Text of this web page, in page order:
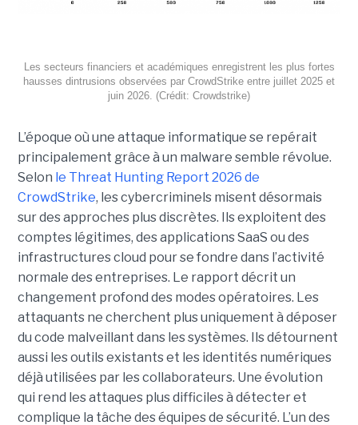
Les secteurs financiers et académiques enregistrent les plus fortes
hausses dintrusions observées par CrowdStrike entre juillet 2025 et
juin 2026. (Crédit: Crowdstrike)
L’époque où une attaque informatique se repérait
principalement grâce à un malware semble révolue.
Selon le Threat Hunting Report 2026 de
CrowdStrike, les cybercriminels misent désormais
sur des approches plus discrètes. Ils exploitent des
comptes légitimes, des applications SaaS ou des
infrastructures cloud pour se fondre dans l’activité
normale des entreprises. Le rapport décrit un
changement profond des modes opératoires. Les
attaquants ne cherchent plus uniquement à déposer
du code malveillant dans les systèmes. Ils détournent
aussi les outils existants et les identités numériques
déjà utilisées par les collaborateurs. Une évolution
qui rend les attaques plus difficiles à détecter et
complique la tâche des équipes de sécurité. L’un des